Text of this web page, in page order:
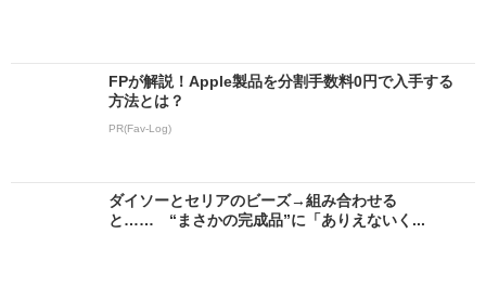
FPが解説！Apple製品を分割手数料0円で入手する
方法とは？
PR(Fav-Log)
ダイソーとセリアのビーズ→組み合わせる
と…… “まさかの完成品”に「ありえないく...